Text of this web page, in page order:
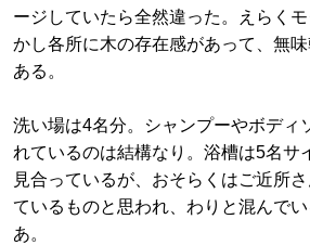
ージしていたら全然違った。えらく
かし各所に木の存在感があって、無
ある。
洗い場は4名分。シャンプーやボディ
れているのは結構なり。浴槽は5名サ
見合っているが、おそらくはご近所
ているものと思われ、わりと混んで
あ。